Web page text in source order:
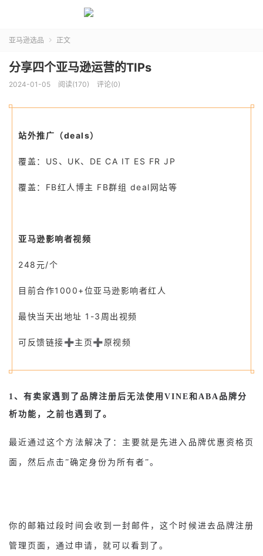
亚马逊选品  正文
分享四个亚马逊运营的TIPs
2024-01-05 阅读(170) 评论(0)
站外推广（deals）
覆盖：US、UK、DE CA IT ES FR JP
覆盖：FB红人博主 FB群组 deal网站等
亚马逊影响者视频
248元/个
目前合作1000+位亚马逊影响者红人
最快当天出地址 1-3周出视频
可反馈链接➕主页➕原视频
1、有卖家遇到了品牌注册后无法使用VINE和ABA品牌分
析功能，之前也遇到了。
最近通过这个方法解决了：主要就是先进入品牌优惠资格页
面，然后点击”确定身份为所有者”。
你的邮箱过段时间会收到一封邮件，这个时候进去品牌注册
管理页面，通过申请，就可以看到了。